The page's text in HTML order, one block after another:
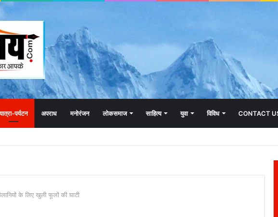
पर्यटन अपराध मनोरंजन लोकसमाज साहित्य युवा विविध CONTACT
के लिए खुली फूलों की घाटी